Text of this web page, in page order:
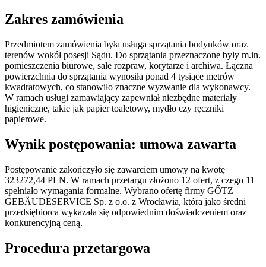
Zakres zamówienia
Przedmiotem zamówienia była usługa sprzątania budynków oraz
terenów wokół posesji Sądu. Do sprzątania przeznaczone były m.in.
pomieszczenia biurowe, sale rozpraw, korytarze i archiwa. Łączna
powierzchnia do sprzątania wynosiła ponad 4 tysiące metrów
kwadratowych, co stanowiło znaczne wyzwanie dla wykonawcy.
W ramach usługi zamawiający zapewniał niezbędne materiały
higieniczne, takie jak papier toaletowy, mydło czy ręczniki
papierowe.
Wynik postępowania: umowa zawarta
Postępowanie zakończyło się zawarciem umowy na kwotę
323272,44 PLN. W ramach przetargu złożono 12 ofert, z czego 11
spełniało wymagania formalne. Wybrano ofertę firmy GŐTZ –
GEBÄUDESERVICE Sp. z o.o. z Wrocławia, która jako średni
przedsiębiorca wykazała się odpowiednim doświadczeniem oraz
konkurencyjną ceną.
Procedura przetargowa